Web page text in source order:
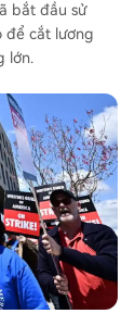
bắt đầu sử
để cắt lương
lớn.